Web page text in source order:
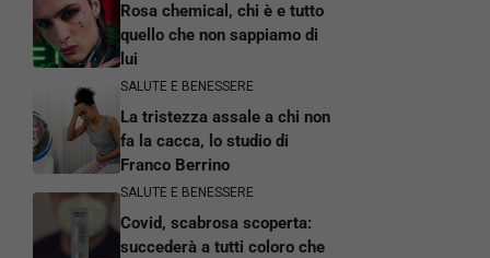
Rosa chemical, chi è e tutto
quello che non sappiamo di
lui
SALUTE E BENESSERE
La tristezza assale a chi non
fa la cacca, lo studio di
Franco Berrino
SALUTE E BENESSERE
Covid, scabrosa scoperta:
succederà a tutti coloro che